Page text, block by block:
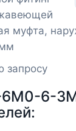
муфта,
запросу
6-